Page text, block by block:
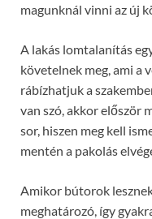
magunknál vinni az új
A lakás lomtalanítás
követelnek meg, ami a
rábízhatjuk a
van szó, akkor először
sor, hiszen meg kell
mentén a pakolás
Amikor bútorok
meghatározó, így